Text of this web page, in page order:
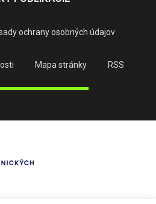
ochrany osobných údajov
Mapa stránky RSS